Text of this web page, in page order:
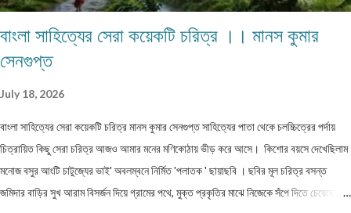
বাংলা সাহিত্যের সেরা কয়েকটি চরিত্র ।। মানস কুমার
সেনগুপ্ত
July 18, 2026
বাংলা সাহিত্যের সেরা কয়েকটি চরিত্র মানস কুমার সেনগুপ্ত সাহিত্যের পাতা থেকে চলচ্চিত্রের পর্দায়
চিত্রায়িত কিছু সেরা চরিত্র আজও আমার মনের মণিকোঠায় ভীড় করে আসে। কিশোর বয়সে দেখেছিলাম
মনোজ বসুর আংটি চাটুজ্যের ভাই' অবলম্বনে নির্মিত 'পলাতক ' ছায়াছবি ‌। ছবির মূল চরিত্র বসন্ত
জমিদার বাড়ির সুখ আরাম বিসর্জন দিয়ে গ্রামের পথে, মুক্ত প্রকৃতির মাঝে নিজেকে সঁপে দিতে চেয়েছে।